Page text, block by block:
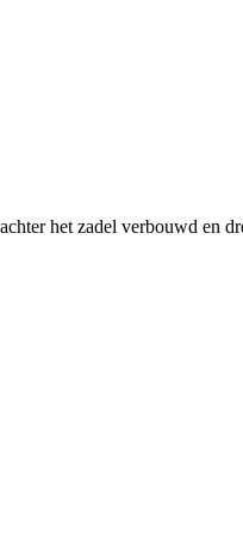
het zadel verbouwd en